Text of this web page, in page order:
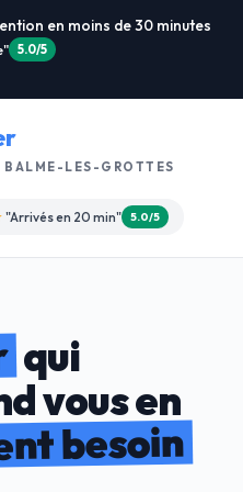
en moins de 30 minutes
5
BALME-LES-GROTTES
"Devis gratuit" 4.8/5
qui
vous en
besoin